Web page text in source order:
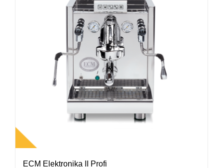
ECM Elektronika II Profi